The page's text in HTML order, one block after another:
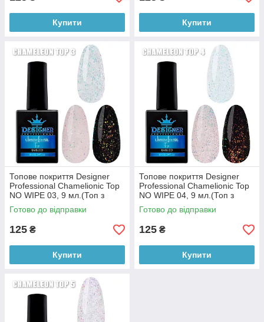
Купити Купити
Топове покриття Designer
Professional Chamelionic Top
NO WIPE 03, 9 мл.(Топ з
поталлю Хамелеон)
Готово до відправки
125 ₴
Купити
Топове покриття Designer
Professional Chamelionic Top
NO WIPE 04, 9 мл.(Топ з
поталлю Хамелеон)
Готово до відправки
125 ₴
Купити